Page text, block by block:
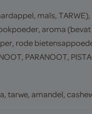
maïs,
aroma
rode
PARANOOT,
tarwe, amandel,